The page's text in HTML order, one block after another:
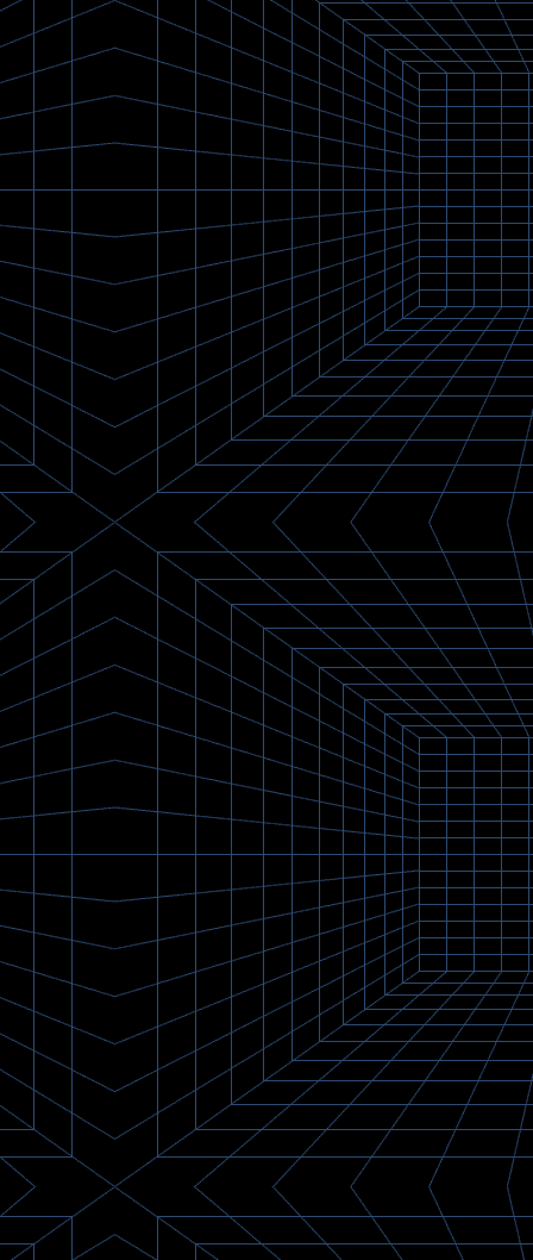
Vol.04 ドラマ 『
Vol.03 九十九が研究室で
Vol.02
高嶋政伸さん演じ
はなかった !?
Vol.01 科警研のスタッフ